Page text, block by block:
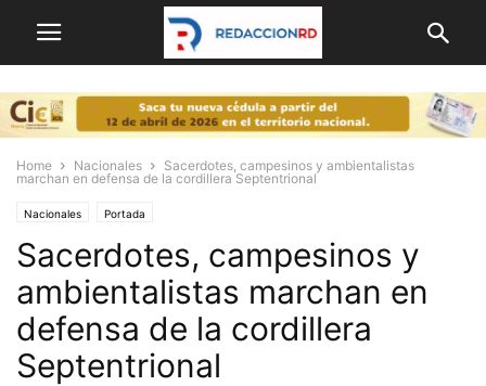
Home Nacionales
Sacerdotes, campesinos y ambientalistas
marchan en defensa de la cordillera Septentrional
Nacionales Portada
Sacerdotes, campesinos y
ambientalistas marchan en
defensa de la cordillera
Septentrional